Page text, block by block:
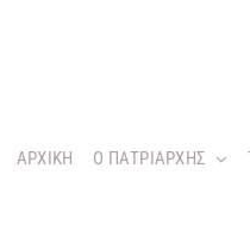
ΑΡΧΙΚΗ O ΠΑΤΡΙΑΡΧΗΣ